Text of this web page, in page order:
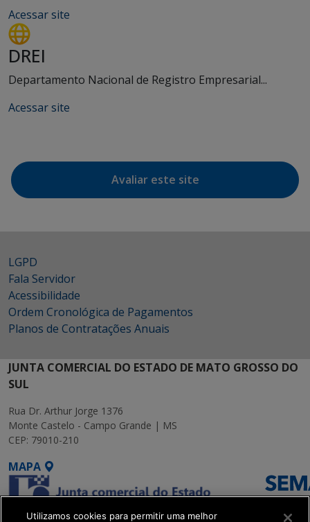
Acessar site
DREI
Departamento Nacional de Registro Empresarial...
Acessar site
Avaliar este site
LGPD
Fala Servidor
Acessibilidade
Ordem Cronológica de Pagamentos
Planos de Contratações Anuais
JUNTA COMERCIAL DO ESTADO DE MATO GROSSO DO
SUL
Rua Dr. Arthur Jorge 1376
Monte Castelo - Campo Grande | MS
CEP: 79010-210
MAPA
Utilizamos cookies para permitir uma melhor